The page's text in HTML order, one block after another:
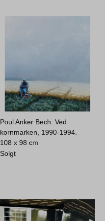
Poul Anker Bech. Ved
kornmarken, 1990-1994.
108 x 98 cm
Solgt